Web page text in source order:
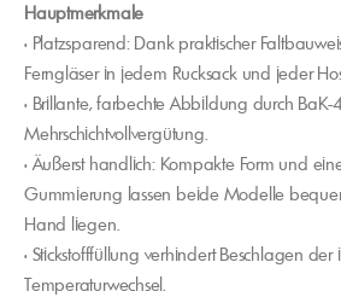
Hauptmerkmale
• Platzsparend: Dank praktischer
Ferngläser in jedem Rucksack und jeder
• Brillante, farbechte Abbildung durch BaK-
Mehrschichtvollvergütung.
• Äußerst handlich: Kompakte Form und
Gummierung lassen beide Modelle
Hand liegen.
• Stickstofffüllung verhindert Beschlagen
Temperaturwechsel.